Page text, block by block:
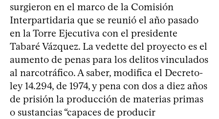
surgieron en el marco de la Comisión
Interpartidaria que se reunió el año pasado
en la Torre Ejecutiva con el presidente
Tabaré Vázquez. La vedette del proyecto es el
aumento de penas para los delitos vinculados
al narcotráfico. A saber, modifica el Decreto-
ley 14.294, de 1974, y pena con dos a diez años
de prisión la producción de materias primas
o sustancias “capaces de producir